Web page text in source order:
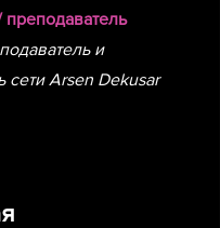
и
сети Arsen Dekusar